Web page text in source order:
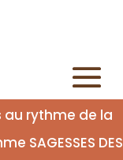
au rythme de la
SAGESSES DES